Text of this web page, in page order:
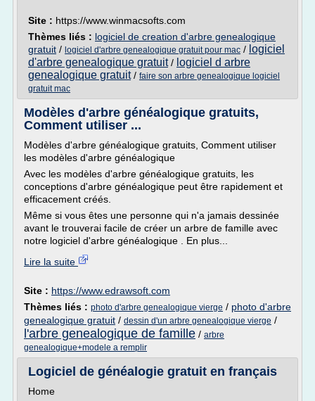
Site : https://www.winmacsofts.com
Thèmes liés : logiciel de creation d'arbre genealogique
gratuit / logiciel d'arbre genealogique gratuit pour mac / logiciel
d'arbre genealogique gratuit/ logiciel d arbre
genealogique gratuit/ faire son arbre genealogique logiciel
gratuit mac
Modèles d'arbre généalogique gratuits,
Comment utiliser ...
Modèles d'arbre généalogique gratuits, Comment utiliser
les modèles d'arbre généalogique
Avec les modèles d'arbre généalogique gratuits, les
conceptions d'arbre généalogique peut être rapidement et
efficacement créés.
Même si vous êtes une personne qui n'a jamais dessinée
avant le trouverai facile de créer un arbre de famille avec
notre logiciel d'arbre généalogique . En plus...
Lire la suite
Site : https://www.edrawsoft.com
Thèmes liés : photo d'arbre genealogique vierge / photo d'arbre
genealogique gratuit / dessin d'un arbre genealogique vierge /
l'arbre genealogique de famille / arbre
genealogique+modele a remplir
Logiciel de généalogie gratuit en français
Home